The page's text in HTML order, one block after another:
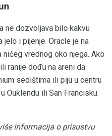
ne dozvoljava bilo kakvu
i pijenje. Oracle je na
vrednog oko njega. Ako
ranije dođu na areni da
sedištima ili piju u centru
Ouklendu ili San Francisku.
informacija o prisustvu